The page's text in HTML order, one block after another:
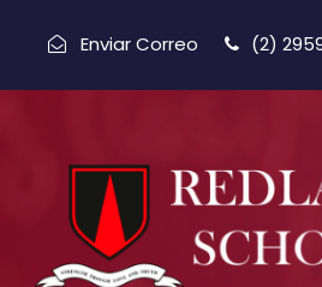
Enviar Correo (2)